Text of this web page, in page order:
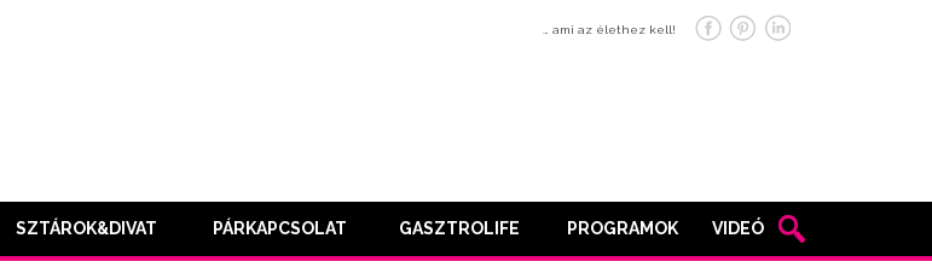
… ami az élethez kell!
SZTÁROK&DIVAT PÁRKAPCSOLAT GASZTROLIFE PROGRAMOK VIDEÓ